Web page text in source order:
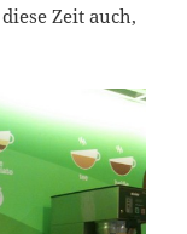
Zeit auch,